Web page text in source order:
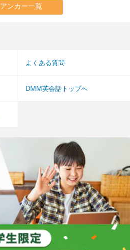
アンカー一覧
よくある質問
DMM英会話トップへ